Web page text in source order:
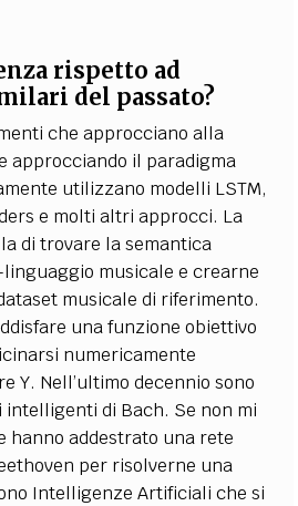
rispetto ad
del passato?
che approcciano alla
approcciando il paradigma
utilizzano modelli LSTM,
e molti altri approcci. La
di trovare la semantica
musicale e crearne
musicale di riferimento.
una funzione obiettivo
numericamente
Y. Nell’ultimo decennio sono
di Bach. Se non mi
hanno addestrato una rete
per risolverne una
Intelligenze Artificiali che si